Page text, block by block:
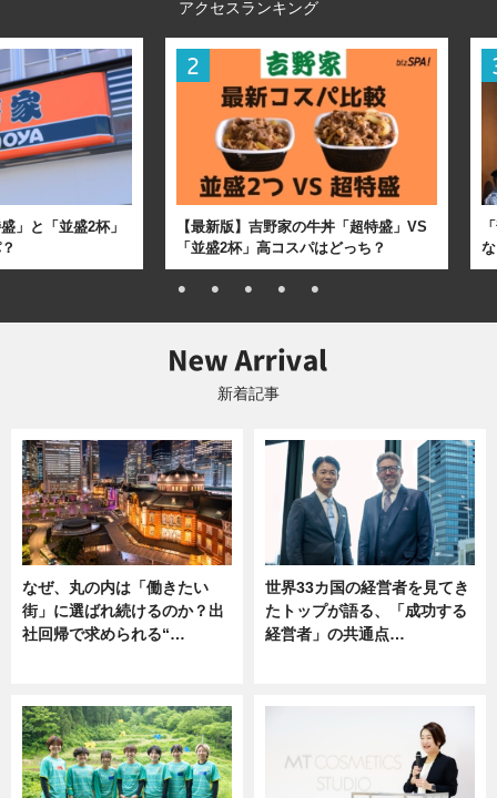
アクセスランキング
」と「並盛2杯」
【最新版】吉野家の牛丼「超特盛」VS
「並盛2杯」高コスパはどっち？
新着記事
なぜ、丸の内は「働きたい
街」に選ばれ続けるのか？出
社回帰で求められる“…
世界33カ国の経営者を見てき
たトップが語る、「成功する
経営者」の共通点…